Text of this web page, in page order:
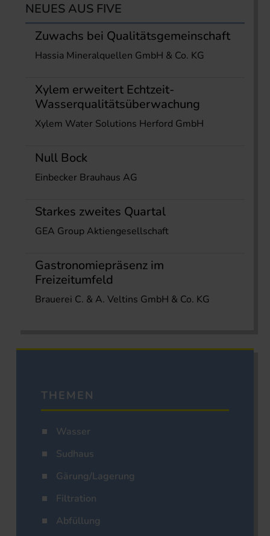
NEUES AUS FIVE
Zuwachs bei Qualitätsgemeinschaft
Hassia Mineralquellen GmbH & Co. KG
Xylem erweitert Echtzeit-
Wasserqualitätsüberwachung
Xylem Water Solutions Herford GmbH
Null Bock
Einbecker Brauhaus AG
Starkes zweites Quartal
GEA Group Aktiengesellschaft
Gastronomiepräsenz im
Freizeitumfeld
Brauerei C. & A. Veltins GmbH & Co. KG
THEMEN
Wasser
Sudhaus
Gärung/Lagerung
Filtration
Abfüllung